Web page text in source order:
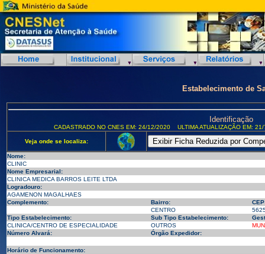
Estabelecimento de
Identificação
CADASTRADO NO CNES EM: 24/12/2020 ULTIMA ATUALIZAÇÃO EM:
Veja onde se localiza:
Nome:
CLINIC
Nome Empresarial:
CLINICA MEDICA BARROS LEITE LTDA
Logradouro:
AGAMENON MAGALHAES
Complemento:
Bairro:
CENTRO
Tipo Estabelecimento:
Sub Tipo Estabelecimento:
CLINICA/CENTRO DE ESPECIALIDADE
OUTROS
Número Alvará:
Órgão Expedidor:
Horário de Funcionamento: